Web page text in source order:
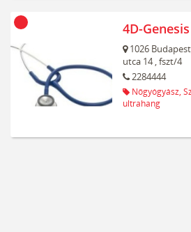
4D-Genesis
1026
utca 14, fszt/4
2284444
Nőgyógyász,
ultrahang